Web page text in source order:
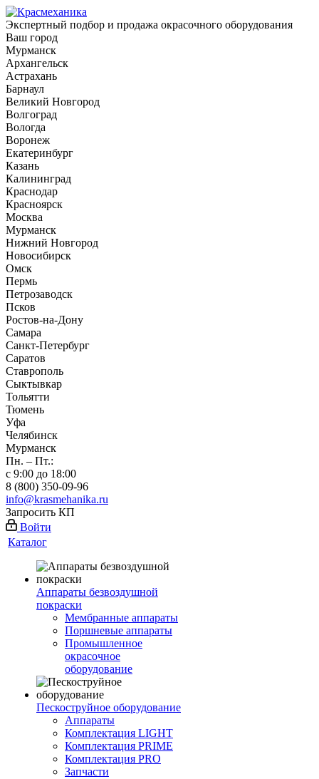
Экспертный подбор и продажа окрасочного оборудования
Ваш город
Мурманск
Архангельск
Астрахань
Барнаул
Великий Новгород
Волгоград
Вологда
Воронеж
Екатеринбург
Казань
Калининград
Краснодар
Красноярск
Москва
Мурманск
Нижний Новгород
Новосибирск
Омск
Пермь
Петрозаводск
Псков
Ростов-на-Дону
Самара
Санкт-Петербург
Саратов
Ставрополь
Сыктывкар
Тольятти
Тюмень
Уфа
Челябинск
Мурманск
Пн. – Пт.:
с 9:00 до 18:00
8 (800) 350-09-96
info@krasmehanika.ru
Запросить КП
Войти
Каталог
Аппараты безвоздушной
покраски
Мембранные аппараты
Поршневые аппараты
Промышленное
окрасочное
оборудование
Пескоструйное оборудование
Аппараты
Комплектация LIGHT
Комплектация PRIME
Комплектация PRO
Запчасти